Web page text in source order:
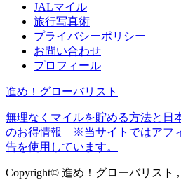
JALマイル
旅行写真術
プライバシーポリシー
お問い合わせ
プロフィール
進め！グローバリスト
無理なくマイルを貯める方法と日
のお得情報 ※当サイトではアフ
告を使用しています。
Copyright© 進め！グローバリスト ,